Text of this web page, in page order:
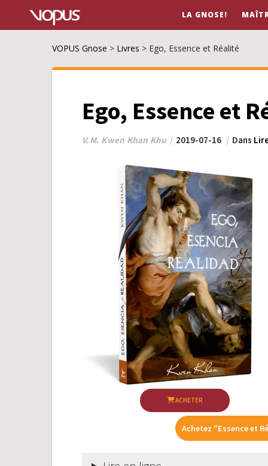
LA GNOSE!
VOPUS Gnose > Livres > Ego, Essence et Réalité
Ego, Essence et
V.M. Kwen Khan Khu 2019-07-16 Dans
ACHETER
Achetez "Essence et